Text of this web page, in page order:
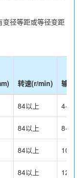
径等距或等径变距
转速(r/min) 输
84以上 4-5
84以上 8-10
84以上 10-
84以上 12-